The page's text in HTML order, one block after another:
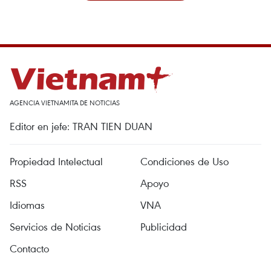
AGENCIA VIETNAMITA DE NOTICIAS
Editor en jefe: TRAN TIEN DUAN
Propiedad Intelectual
Condiciones de Uso
RSS
Apoyo
Idiomas
VNA
Servicios de Noticias
Publicidad
Contacto